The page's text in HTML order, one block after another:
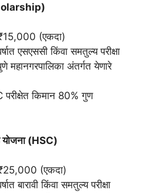
₹15,000 (एकदा)
एसएससी किंवा समतुल्य परीक्षा
महानगरपालिका अंतर्गत येणारे
परीक्षेत किमान 80% गुण
योजना (HSC)
₹25,000 (एकदा)
बारावी किंवा समतुल्य परीक्षा